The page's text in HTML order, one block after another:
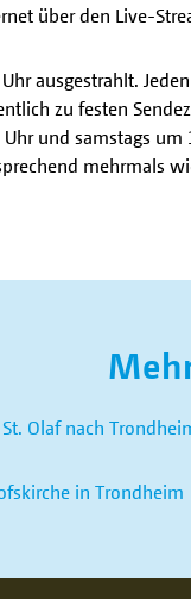
über den Live-
ausgestrahlt.
zu festen
und samstags
mehrmals
Olaf nach
in Trondheim